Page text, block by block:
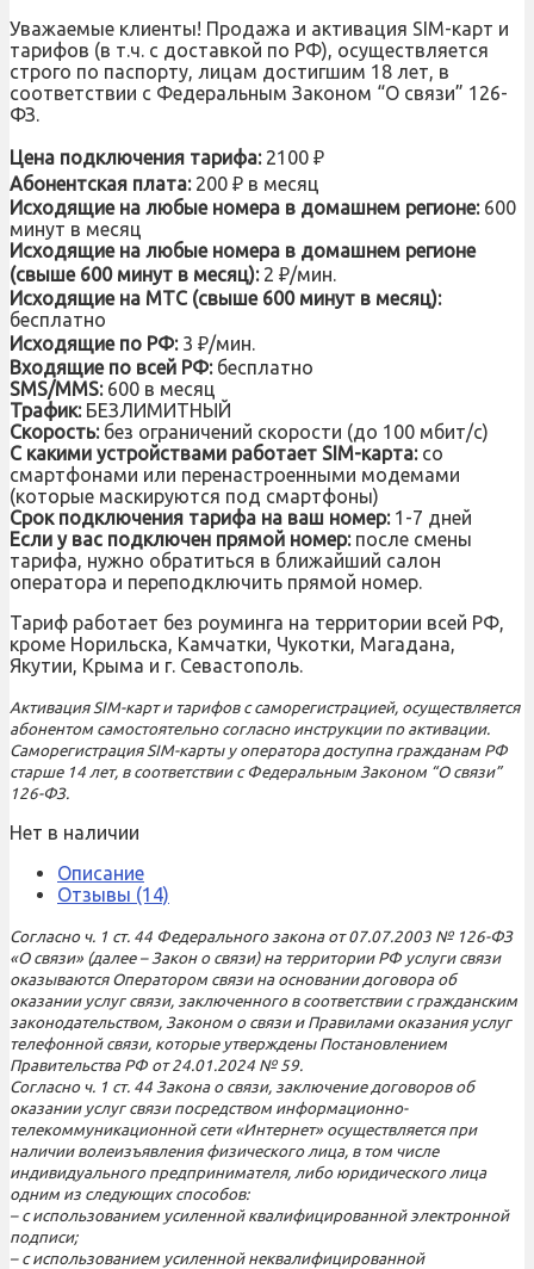
Уважаемые клиенты! Продажа и активация SIM-карт и
тарифов (в т.ч. с доставкой по РФ), осуществляется
строго по паспорту, лицам достигшим 18 лет, в
соответствии с Федеральным Законом “О связи” 126-
ФЗ.
Цена подключения тарифа:2100 ₽
Абонентская плата:200 ₽ в месяц
Исходящие на любые номера в домашнем регионе:600
минут в месяц
Исходящие на любые номера в домашнем регионе
(свыше 600 минут в месяц):2 ₽/мин.
Исходящие на МТС (свыше 600 минут в месяц):
бесплатно
Исходящие по РФ:3 ₽/мин.
Входящие по всей РФ:бесплатно
SMS/MMS:600 в месяц
Трафик:БЕЗЛИМИТНЫЙ
Скорость:без ограничений скорости (до 100 мбит/с)
С какими устройствами работает SIM-карта:со
смартфонами или перенастроенными модемами
(которые маскируются под смартфоны)
Срок подключения тарифа на ваш номер:1-7 дней
Если у вас подключен прямой номер:после смены
тарифа, нужно обратиться в ближайший салон
оператора и переподключить прямой номер.
Тариф работает без роуминга на территории всей РФ,
кроме Норильска, Камчатки, Чукотки, Магадана,
Якутии, Крыма и г. Севастополь.
Активация SIM-карт и тарифов с саморегистрацией, осуществляется
абонентом самостоятельно согласно инструкции по активации.
Саморегистрация SIM-карты у оператора доступна гражданам РФ
старше 14 лет, в соответствии с Федеральным Законом “О связи”
126-ФЗ.
Нет в наличии
Описание
Отзывы (14)
Согласно ч. 1 ст. 44 Федерального закона от 07.07.2003 № 126-ФЗ
«О связи» (далее – Закон о связи) на территории РФ услуги связи
оказываются Оператором связи на основании договора об
оказании услуг связи, заключенного в соответствии с гражданским
законодательством, Законом о связи и Правилами оказания услуг
телефонной связи, которые утверждены Постановлением
Правительства РФ от 24.01.2024 № 59.
Согласно ч. 1 ст. 44 Закона о связи, заключение договоров об
оказании услуг связи посредством информационно-
телекоммуникационной сети «Интернет» осуществляется при
наличии волеизъявления физического лица, в том числе
индивидуального предпринимателя, либо юридического лица
одним из следующих способов:
– с использованием усиленной квалифицированной электронной
подписи;
– с использованием усиленной неквалифицированной